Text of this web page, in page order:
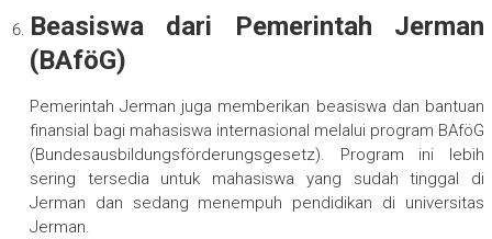
Beasiswa dari Pemerintah Jerman
(BAföG)
Pemerintah Jerman juga memberikan beasiswa dan bantuan
finansial bagi mahasiswa internasional melalui program BAföG
(Bundesausbildungsförderungsgesetz). Program ini lebih
sering tersedia untuk mahasiswa yang sudah tinggal di
Jerman dan sedang menempuh pendidikan di universitas
Jerman.